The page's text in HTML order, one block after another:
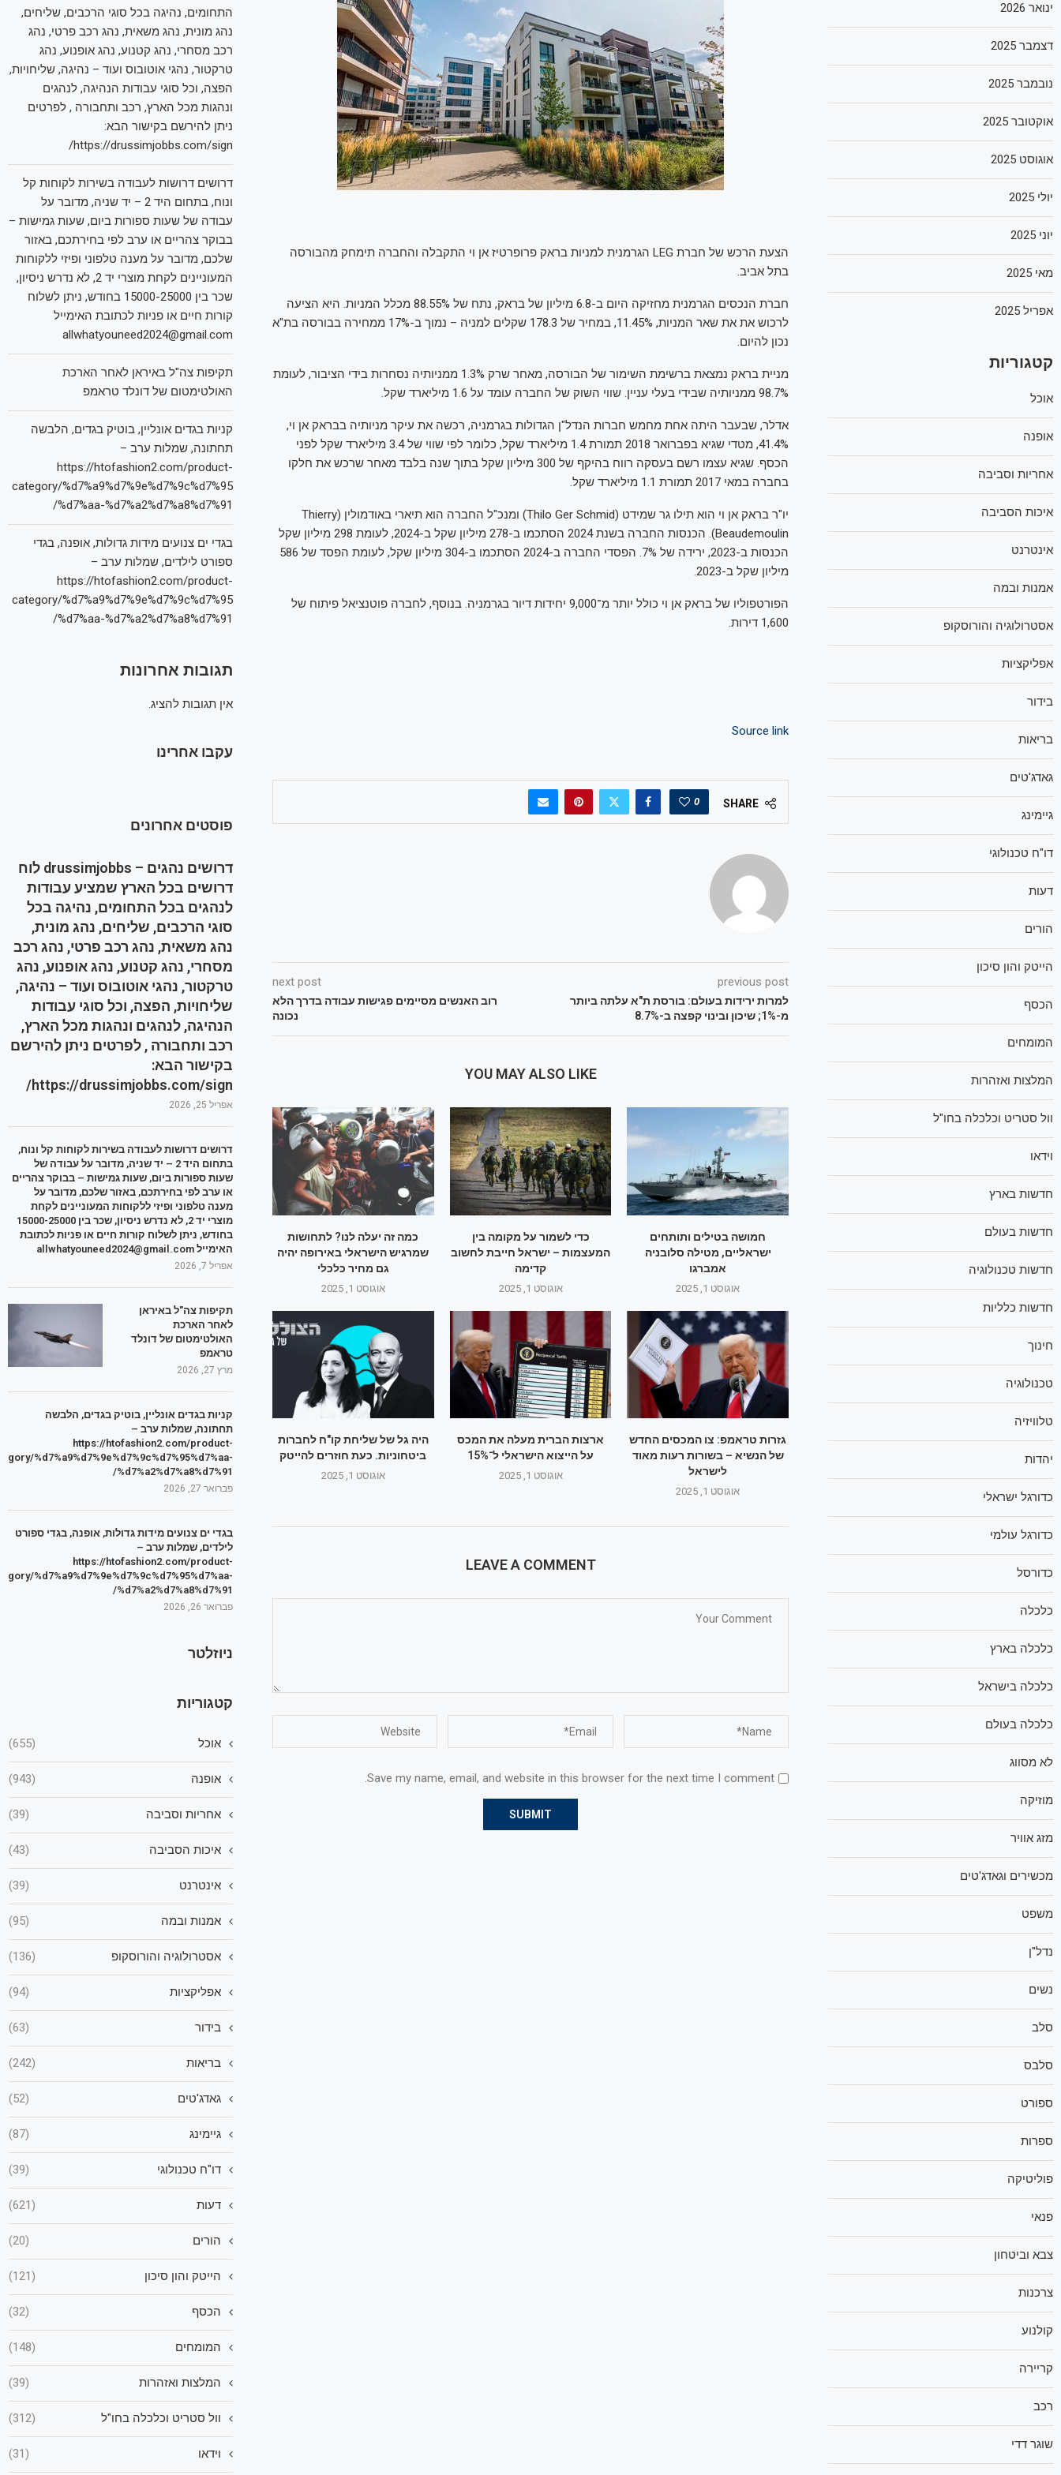
הצעת הרכש של חברת LEG הגרמנית למניות בראק פרופרטיז אן וי התקבלה והחברה תימחק מהבורסה
בתל אביב.
חברת הנכסים הגרמנית מחזיקה היום ב-6.8 מיליון של בראק, נתח של 88.55% מכלל המניות. היא הציעה
לרכוש את את שאר המניות, 11.45%, במחיר של 178.3 שקלים למניה – נמוך ב-17% ממחירה בבורסה בת"א
נכון להיום.
מניית בראק נמצאת ברשימת השימור של הבורסה, מאחר שרק 1.3% ממניותיה נסחרות בידי הציבור, לעומת
98.7% ממניותיה שבידי בעלי עניין. שווי השוק של החברה עומד על 1.6 מיליארד שקל.
אדלר, שבעבר היתה אחת מחמש חברות הנדל"ן הגדולות בגרמניה, רכשה את עיקר מניותיה בבראק אן וי,
41.4%, מטדי שגיא בפברואר 2018 תמורת 1.4 מיליארד שקל, כלומר לפי שווי של 3.4 מיליארד שקל לפני
הכסף. שגיא עצמו רשם בעסקה רווח בהיקף של 300 מיליון שקל בתוך שנה בלבד מאחר שרכש את חלקו
בחברה במאי 2017 תמורת 1.1 מיליארד שקל.
יו"ר בראק אן וי הוא תילו גר שמידט (Thilo Ger Schmid) ומנכ"ל החברה הוא תיארי באודמולין (Thierry
Beaudemoulin). הכנסות החברה בשנת 2024 הסתכמו ב-278 מיליון שקל ב-2024, לעומת 298 מיליון שקל
הכנסות ב-2023, ירידה של 7%. הפסדי החברה ב-2024 הסתכמו ב-304 מיליון שקל, לעומת הפסד של 586
מיליון שקל ב-2023.
הפורטפוליו של בראק אן וי כולל יותר מ־9,000 יחידות דיור בגרמניה. בנוסף, לחברה פוטנציאל פיתוח של
1,600 דירות.
Source link
SHARE
0
previous post
למרות ירידות בעולם: בורסת ת"א עלתה ביותר
מ-1%; שיכון ובינוי קפצה ב-8.7%
next post
רוב האנשים מסיימים פגישות עבודה בדרך הלא
נכונה
YOU MAY ALSO LIKE
כמה זה יעלה לנו? לתחושות
שמרגיש הישראלי באירופה יהיה
גם מחיר כלכלי
אוגוסט 1, 2025
כדי לשמור על מקומה בין
המעצמות – ישראל חייבת לחשוב
קדימה
אוגוסט 1, 2025
חמושה בטילים ותותחים
ישראליים, מטילה סלובניה
אמברגו
אוגוסט 1, 2025
היה גל של שליחת קו"ח לחברות
ביטחוניות. כעת חוזרים להייטק
אוגוסט 1, 2025
ארצות הברית מעלה את המכס
על הייצוא הישראלי ל־15%
אוגוסט 1, 2025
גזרות טראמפ: צו המכסים החדש
של הנשיא – בשורות רעות מאוד
לישראל
אוגוסט 1, 2025
LEAVE A COMMENT
Save my name, email, and website in this browser for the next time I comment.
התחומים, נהיגה בכל סוגי הרכבים, שליחים,
נהג מונית, נהג משאית, נהג רכב פרטי, נהג
רכב מסחרי, נהג קטנוע, נהג אופנוע, נהג
טרקטור, נהגי אוטובוס ועוד – נהיגה, שליחויות,
הפצה, וכל סוגי עבודות הנהיגה, לנהגים
ונהגות מכל הארץ, רכב ותחבורה , לפרטים
ניתן להירשם בקישור הבא:
https://drussimjobbs.com/sign/
דרושים דרושות לעבודה בשירות לקוחות קל
ונוח, בתחום היד 2 – יד שניה, מדובר על
עבודה של שעות ספורות ביום, שעות גמישות –
בבוקר צהריים או ערב לפי בחירתכם, באזור
שלכם, מדובר על מענה טלפוני ופיזי ללקוחות
המעוניינים לקחת מוצרי יד 2, לא נדרש ניסיון,
שכר בין 15000-25000 בחודש, ניתן לשלוח
קורות חיים או פניות לכתובת האימייל
allwhatyouneed2024@gmail.com
תקיפות צה"ל באיראן לאחר הארכת
האולטימטום של דונלד טראמפ
קניות בגדים אונליין, בוטיק בגדים, הלבשה
תחתונה, שמלות ערב –
https://htofashion2.com/product-
category/%d7%a9%d7%9e%d7%9c%d7%95
%d7%aa-%d7%a2%d7%a8%d7%91/
בגדי ים צנועים מידות גדולות, אופנה, בגדי
ספורט לילדים, שמלות ערב –
https://htofashion2.com/product-
category/%d7%a9%d7%9e%d7%9c%d7%95
%d7%aa-%d7%a2%d7%a8%d7%91/
תגובות אחרונות
אין תגובות להציג.
עקבו אחרינו
פוסטים אחרונים
דרושים נהגים – drussimjobbs לוח
דרושים בכל הארץ שמציע עבודות
לנהגים בכל התחומים, נהיגה בכל
סוגי הרכבים, שליחים, נהג מונית,
נהג משאית, נהג רכב פרטי, נהג רכב
מסחרי, נהג קטנוע, נהג אופנוע, נהג
טרקטור, נהגי אוטובוס ועוד – נהיגה,
שליחויות, הפצה, וכל סוגי עבודות
הנהיגה, לנהגים ונהגות מכל הארץ,
רכב ותחבורה , לפרטים ניתן להירשם
בקישור הבא:
https://drussimjobbs.com/sign/
אפריל 25, 2026
דרושים דרושות לעבודה בשירות לקוחות קל ונוח,
בתחום היד 2 – יד שניה, מדובר על עבודה של
שעות ספורות ביום, שעות גמישות – בבוקר צהריים
או ערב לפי בחירתכם, באזור שלכם, מדובר על
מענה טלפוני ופיזי ללקוחות המעוניינים לקחת
מוצרי יד 2, לא נדרש ניסיון, שכר בין 15000-25000
בחודש, ניתן לשלוח קורות חיים או פניות לכתובת
האימייל allwhatyouneed2024@gmail.com
אפריל 7, 2026
תקיפות צה"ל באיראן
לאחר הארכת
האולטימטום של דונלד
טראמפ
מרץ 27, 2026
קניות בגדים אונליין, בוטיק בגדים, הלבשה
תחתונה, שמלות ערב –
https://htofashion2.com/product-
%d7%a9%d7%9e%d7%9c%d7%95%d7%aa-
%d7%a2%d7%a8%d7%91/
פברואר 27, 2026
בגדי ים צנועים מידות גדולות, אופנה, בגדי ספורט
לילדים, שמלות ערב –
https://htofashion2.com/product-
%d7%a9%d7%9e%d7%9c%d7%95%d7%aa-
%d7%a2%d7%a8%d7%91/
פברואר 26, 2026
ניוזלטר
קטגוריות
אוכל (655)
אופנה (943)
אחריות וסביבה (39)
איכות הסביבה (43)
אינטרנט (39)
אמנות ובמה (95)
אסטרולוגיה והורוסקופ (136)
אפליקציות (94)
בידור (63)
בריאות (242)
גאדג'טים (52)
גיימינג (87)
דו"ח טכנולוגי (39)
דעות (621)
הורים (20)
הייטק והון סיכון (121)
הכסף (32)
המומחים (148)
המלצות ואזהרות (39)
וול סטריט וכלכלה בחו"ל (312)
וידאו (31)
ינואר 2026
דצמבר 2025
נובמבר 2025
אוקטובר 2025
אוגוסט 2025
יולי 2025
יוני 2025
מאי 2025
אפריל 2025
קטגוריות
אוכל
אופנה
אחריות וסביבה
איכות הסביבה
אינטרנט
אמנות ובמה
אסטרולוגיה והורוסקופ
אפליקציות
בידור
בריאות
גאדג'טים
גיימינג
דו"ח טכנולוגי
דעות
הורים
הייטק והון סיכון
הכסף
המומחים
המלצות ואזהרות
וול סטריט וכלכלה בחו"ל
וידאו
חדשות בארץ
חדשות בעולם
חדשות טכנולוגיה
חדשות כלליות
חינוך
טכנולוגיה
טלוויזיה
יהדות
כדורגל ישראלי
כדורגל עולמי
כדורסל
כלכלה
כלכלה בארץ
כלכלה בישראל
כלכלה בעולם
לא מסווג
מוזיקה
מזג אוויר
מכשירים וגאדג'טים
משפט
נדל"ן
נשים
סלב
סלבס
ספורט
ספרות
פוליטיקה
פנאי
צבא וביטחון
צרכנות
קולנוע
קריירה
רכב
שוגר דדי